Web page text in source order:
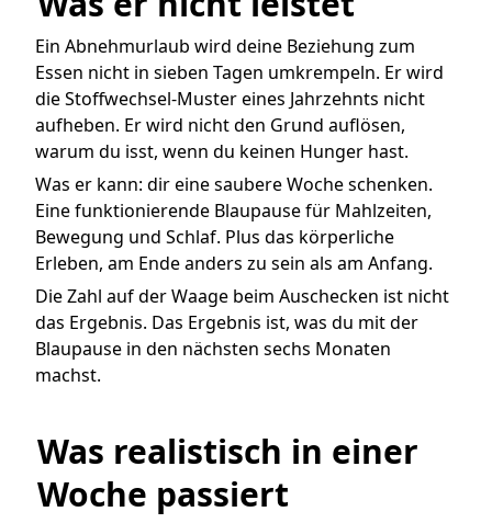
Ein Abnehmurlaub wird deine Beziehung zum
Essen nicht in sieben Tagen umkrempeln. Er wird
die Stoffwechsel-Muster eines Jahrzehnts nicht
aufheben. Er wird nicht den Grund auflösen,
warum du isst, wenn du keinen Hunger hast.
Was er kann: dir eine saubere Woche schenken.
Eine funktionierende Blaupause für Mahlzeiten,
Bewegung und Schlaf. Plus das körperliche
Erleben, am Ende anders zu sein als am Anfang.
Die Zahl auf der Waage beim Auschecken ist nicht
das Ergebnis. Das Ergebnis ist, was du mit der
Blaupause in den nächsten sechs Monaten
machst.
Was realistisch in einer
Woche passiert